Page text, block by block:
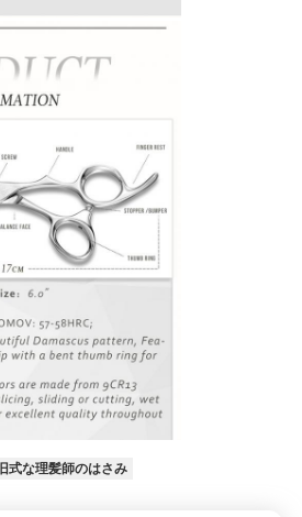
旧式な理髪師のはさみ